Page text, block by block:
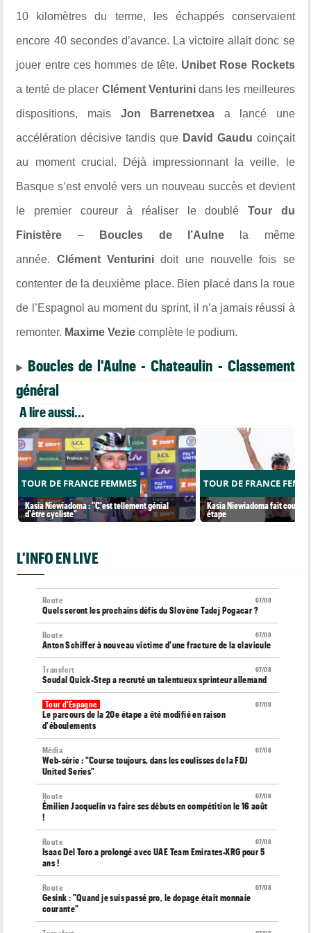
10 kilomètres du terme, les échappés conservaient
encore 40 secondes d’avance. La victoire allait donc se
jouer entre ces hommes de tête. Unibet Rose Rockets
a tenté de placer Clément Venturinidans les meilleures
dispositions, mais Jon Barrenetxea a lancé une
accélération décisive tandis que David Gaudu coinçait
au moment crucial. Déjà impressionnant la veille, le
Basque s’est envolé vers un nouveau succès et devient
le premier coureur à réaliser le doublé Tour du
Finistère –Boucles de l’Aulnela même
année. Clément Venturini doit une nouvelle fois se
contenter de la deuxième place. Bien placé dans la roue
de l’Espagnol au moment du sprint, il n’a jamais réussi à
remonter. Maxime Veziecomplète le podium.
Boucles de l'Aulne - Chateaulin - Classement
général
A lire aussi...
TOUR DE FRANCE FEMMES
Kasia Niewiadoma : "C'est tellement génial
d'être cycliste"
TOUR DE FRANCE
Kasia Niewiadoma fait coup
étape
L'INFO EN LIVE
07/08
Route
Quels seront les prochains défis du Slovène Tadej Pogacar ?
07/08
Route
Anton Schiffer à nouveau victime d'une fracture de la clavicule
07/08
Transfert
Soudal Quick-Step a recruté un talentueux sprinteur allemand
07/08
Tour d'Espagne
Le parcours de la 20e étape a été modifié en raison
d'éboulements
07/08
Média
Web-série : "Course toujours, dans les coulisses de la FDJ
United Series"
07/08
Route
Émilien Jacquelin va faire ses débuts en compétition le 16 août
!
07/08
Route
Isaac Del Toro a prolongé avec UAE Team Emirates-XRG pour 5
ans !
07/08
Route
Gesink : "Quand je suis passé pro, le dopage était monnaie
courante"